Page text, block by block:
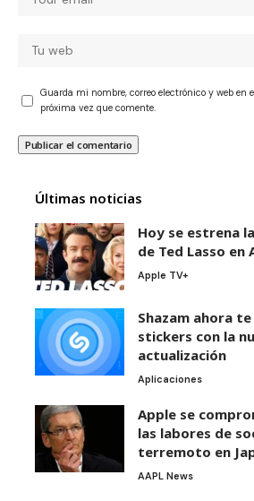
Guarda mi nombre, correo electrónico y web en
próxima vez que comente.
Últimas noticias
Hoy se estrena
de Ted Lasso en
Apple TV+
Shazam ahora
stickers con la
actualización
Aplicaciones
Apple se
las labores de
terremoto en
AAPL News